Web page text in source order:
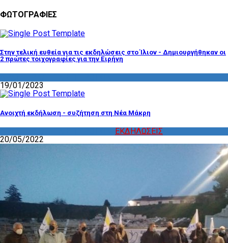
ΦΩΤΟΓΡΑΦΙΕΣ
Στην τελική ευθεία για τις εκδηλώσεις στο Ίλιον - Δημιουργήθηκαν οι
2 πρώτες τοιχογραφίες για την Ειρήνη
19/01/2023
Ανοιχτή εκδήλωση - συζήτηση στη Νέα Μάκρη
ΕΚΔΗΛΩΣΕΙΣ
20/05/2022